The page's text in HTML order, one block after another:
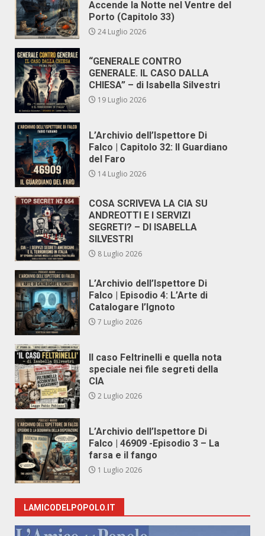
Accende la Notte nel Ventre del
Porto (Capitolo 33)
24 Luglio 2026
“GENERALE CONTRO
GENERALE. IL CASO DALLA
CHIESA” – di Isabella Silvestri
19 Luglio 2026
L’Archivio dell’Ispettore Di
Falco | Capitolo 32: Il Guardiano
del Faro
14 Luglio 2026
COSA SCRIVEVA LA CIA SU
ANDREOTTI E I SERVIZI
SEGRETI? – DI ISABELLA
SILVESTRI
8 Luglio 2026
L’Archivio dell’Ispettore Di
Falco | Episodio 4: L’Arte di
Catalogare l’Ignoto
7 Luglio 2026
Il caso Feltrinelli e quella nota
speciale nei file segreti della
CIA
2 Luglio 2026
L’Archivio dell’Ispettore Di
Falco | 46909 -Episodio 3 – La
farsa e il fango
1 Luglio 2026
LAMICODELPOPOLO.IT